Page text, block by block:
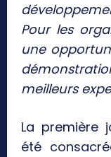
Pour les
une
meilleurs
La première
été